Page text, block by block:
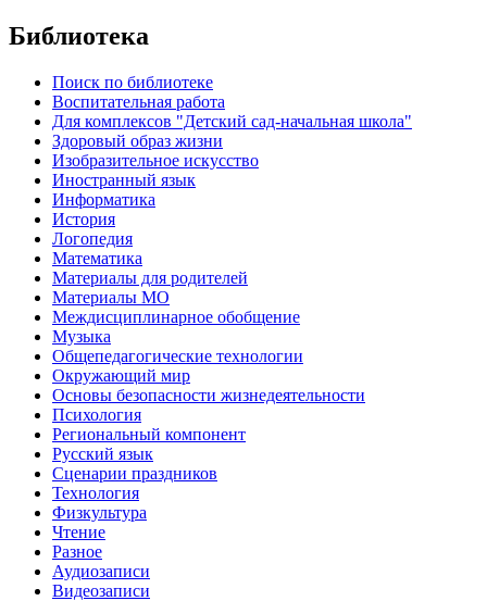
Библиотека
Поиск по библиотеке
Воспитательная работа
Для комплексов "Детский сад-начальная школа"
Здоровый образ жизни
Изобразительное искусство
Иностранный язык
Информатика
История
Логопедия
Математика
Материалы для родителей
Материалы МО
Междисциплинарное обобщение
Музыка
Общепедагогические технологии
Окружающий мир
Основы безопасности жизнедеятельности
Психология
Региональный компонент
Русский язык
Сценарии праздников
Технология
Физкультура
Чтение
Разное
Аудиозаписи
Видеозаписи